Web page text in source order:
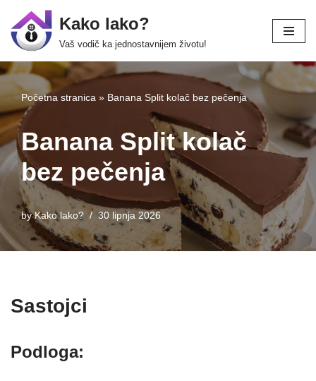
Skip
content
Kako lako?
Vaš vodič ka jednostavnijem životu!
Početna stranica » Banana Split kolač bez pečenja
Banana Split kolač
bez pečenja
byKako lako? 30 lipnja 2026
Sastojci
Podloga: